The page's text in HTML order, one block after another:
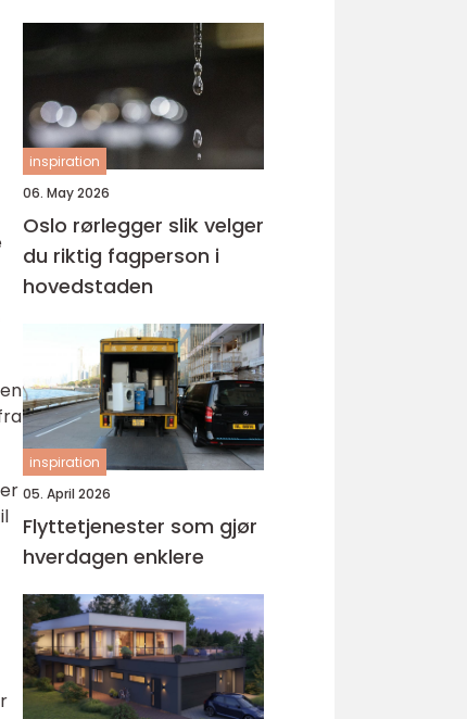
inspiration
06. May 2026
Oslo rørlegger slik velger
du riktig fagperson i
hovedstaden
inspiration
05. April 2026
Flyttetjenester som gjør
hverdagen enklere